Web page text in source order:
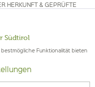
HERKUNFT & GEPRÜFTE
Aktiv
Inaktiv
Südtirol
Funktionalität bieten